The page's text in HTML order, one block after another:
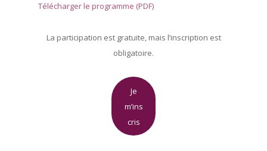
Télécharger le programme (PDF)
La participation est gratuite, mais l’inscription est
obligatoire.
Je
m’ins
cris